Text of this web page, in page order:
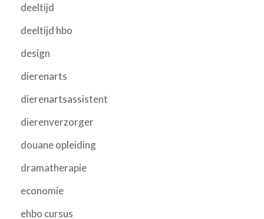
deeltijd
deeltijd hbo
design
dierenarts
dierenartsassistent
dierenverzorger
douane opleiding
dramatherapie
economie
ehbo cursus